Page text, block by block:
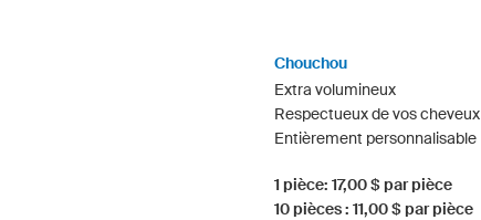
Chouchou
Extra volumineux
Respectueux de vos cheveux
Entièrement personnalisable
1 pièce: 17,00 $ par pièce
10 pièces : 11,00 $ par pièce